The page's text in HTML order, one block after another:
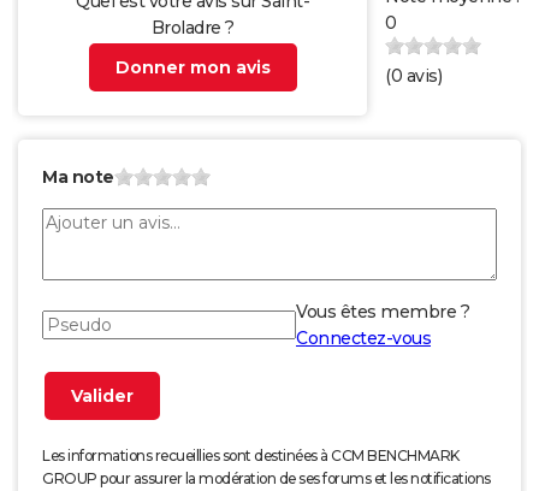
Broladre ?
Donner mon avis
0
(0 avis)
Ma note
Vous êtes membre ?
Connectez-vous
Les informations recueillies sont destinées à CCM BENCHMARK
GROUP pour assurer la modération de ses forums et les notifications